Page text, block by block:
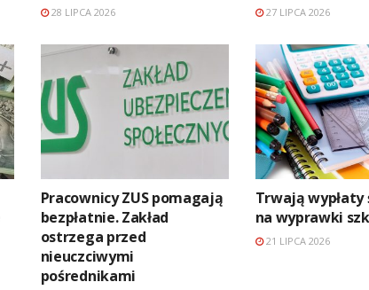
28 LIPCA 2026 27 LIPCA 2026
Pracownicy ZUS pomagają
bezpłatnie. Zakład
ostrzega przed
nieuczciwymi
pośrednikami
Trwają wypłaty
na wyprawki
21 LIPCA 2026